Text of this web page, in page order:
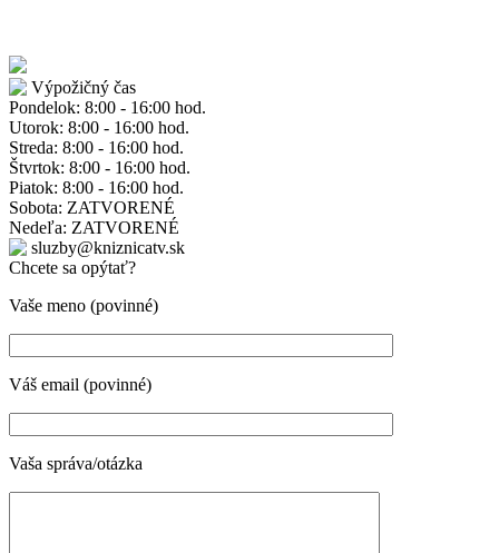
Výpožičný čas
Pondelok: 8:00 - 16:00 hod.
Utorok: 8:00 - 16:00 hod.
Streda: 8:00 - 16:00 hod.
Štvrtok: 8:00 - 16:00 hod.
Piatok: 8:00 - 16:00 hod.
Sobota: ZATVORENÉ
Nedeľa: ZATVORENÉ
sluzby@kniznicatv.sk
Chcete sa opýtať?
Vaše meno (povinné)
Váš email (povinné)
Vaša správa/otázka